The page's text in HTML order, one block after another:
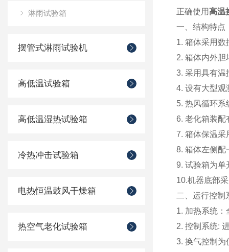
淋雨试验箱
摆管式淋雨试验机
高低温试验箱
高低温湿热试验箱
冷热冲击试验箱
电热恒温鼓风干燥箱
热空气老化试验箱
正确使用高温
一、结构特点
1. 箱体采用
2. 箱体内外
3. 采用具有温
4. 设有大型观
5. 热风循环
6. 老化箱装配
7. 箱体保温采
8. 箱体左侧配
9. 试验箱为单
10.机器底部
二、
1. 加热系统
2. 控制系统:
3. 换气控制为